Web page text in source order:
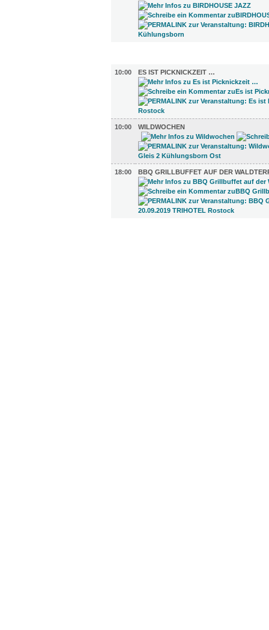
10:00
ES IST PICKNICKZEIT …
10:00 WILDWOCHEN
18:00 BBQ GRILLBUFFET AUF DER